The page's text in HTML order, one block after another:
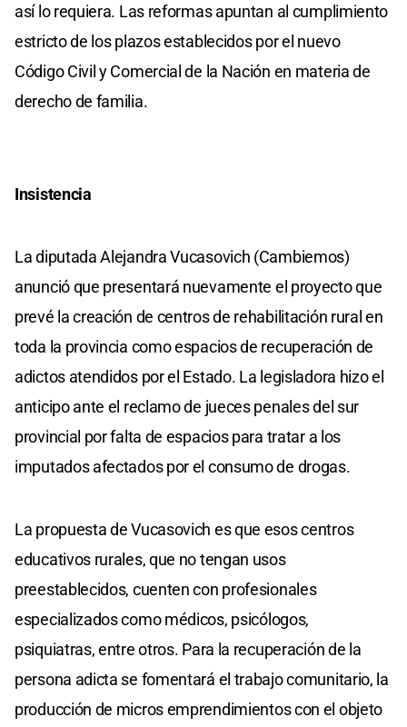
así lo requiera. Las reformas apuntan al cumplimiento
estricto de los plazos establecidos por el nuevo
Código Civil y Comercial de la Nación en materia de
derecho de familia.
Insistencia
La diputada Alejandra Vucasovich (Cambiemos)
anunció que presentará nuevamente el proyecto que
prevé la creación de centros de rehabilitación rural en
toda la provincia como espacios de recuperación de
adictos atendidos por el Estado. La legisladora hizo el
anticipo ante el reclamo de jueces penales del sur
provincial por falta de espacios para tratar a los
imputados afectados por el consumo de drogas.
La propuesta de Vucasovich es que esos centros
educativos rurales, que no tengan usos
preestablecidos, cuenten con profesionales
especializados como médicos, psicólogos,
psiquiatras, entre otros. Para la recuperación de la
persona adicta se fomentará el trabajo comunitario, la
producción de micros emprendimientos con el objeto